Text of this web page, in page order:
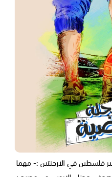
فلسطين في الارجنتين :- مهما